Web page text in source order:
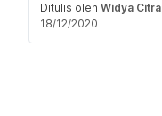
Ditulis oleh Widya
18/12/2020